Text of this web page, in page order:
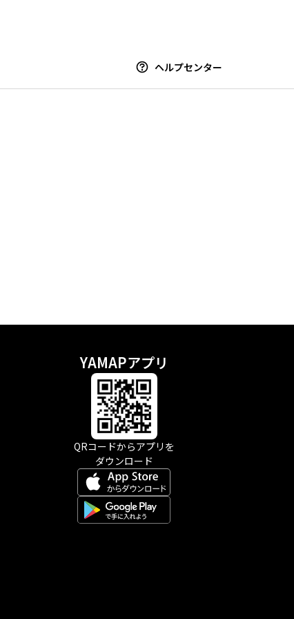
ヘルプセンター
YAMAPアプリ
QRコードからアプリを
ダウンロード